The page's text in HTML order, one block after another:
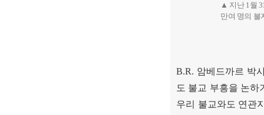
▲ 지난 1월
만여 명의 불
B.R. 암베드까르 박
도 불교 부흥을 논하
우리 불교와도 연관